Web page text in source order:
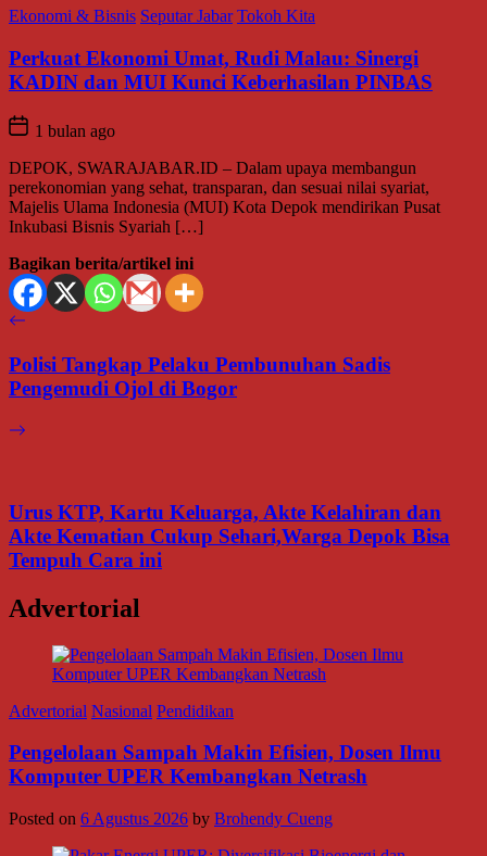
Ekonomi & Bisnis Seputar Jabar Tokoh Kita
Perkuat Ekonomi Umat, Rudi Malau: Sinergi
KADIN dan MUI Kunci Keberhasilan PINBAS
1 bulan ago
DEPOK, SWARAJABAR.ID – Dalam upaya membangun
perekonomian yang sehat, transparan, dan sesuai nilai syariat,
Majelis Ulama Indonesia (MUI) Kota Depok mendirikan Pusat
Inkubasi Bisnis Syariah […]
Bagikan berita/artikel ini
Polisi Tangkap Pelaku Pembunuhan Sadis
Pengemudi Ojol di Bogor
Urus KTP, Kartu Keluarga, Akte Kelahiran dan
Akte Kematian Cukup Sehari,Warga Depok Bisa
Tempuh Cara ini
Advertorial
Advertorial Nasional Pendidikan
Pengelolaan Sampah Makin Efisien, Dosen Ilmu
Komputer UPER Kembangkan Netrash
Posted on 6 Agustus 2026 by Brohendy Cueng